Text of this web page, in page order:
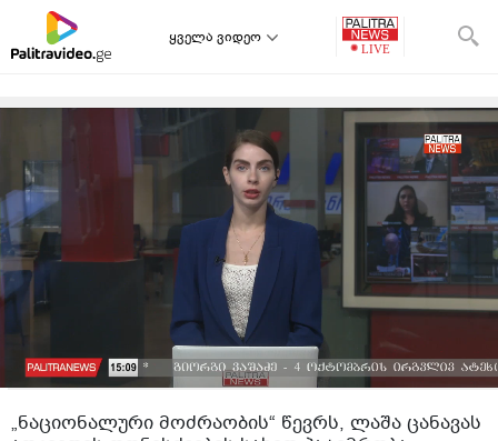
ყველა ვიდეო
„ნაციონალური მოძრაობის“ წევრს, ლაშა ცანავას